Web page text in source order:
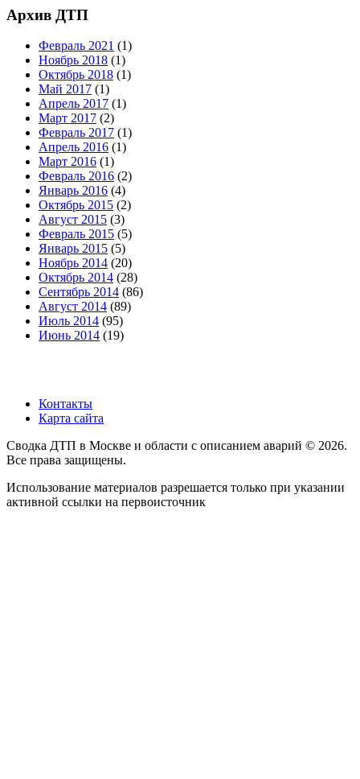
Архив ДТП
Февраль 2021 (1)
Ноябрь 2018 (1)
Октябрь 2018 (1)
Май 2017 (1)
Апрель 2017 (1)
Март 2017 (2)
Февраль 2017 (1)
Апрель 2016 (1)
Март 2016 (1)
Февраль 2016 (2)
Январь 2016 (4)
Октябрь 2015 (2)
Август 2015 (3)
Февраль 2015 (5)
Январь 2015 (5)
Ноябрь 2014 (20)
Октябрь 2014 (28)
Сентябрь 2014 (86)
Август 2014 (89)
Июль 2014 (95)
Июнь 2014 (19)
Контакты
Карта сайта
Сводка ДТП в Москве и области с описанием аварий © 2026.
Все права защищены.
Использование материалов разрешается только при указании
активной ссылки на первоисточник